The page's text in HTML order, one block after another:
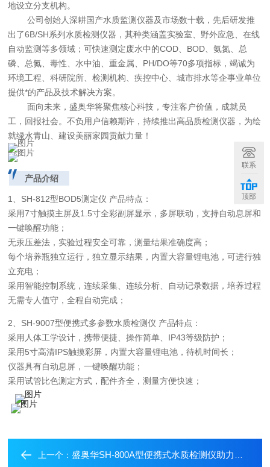
地设立分支机构。
公司创始人深耕国产水质监测仪器及市场数十载，先后研发推
出了6B/SH系列水质检测仪器，其种类涵盖实验室、野外应急、在线
自动监测等多领域；可快速测定废水中的COD、BOD、氨氮、总
磷、总氮、毒性、水中油、重金属、PH/DO等70多项指标，竭诚为
环境工程、科研院所、检测机构、疾控中心、城市排水等企事业单位
提供*的产品及技术解决方案。
面向未来，盛奥华将聚焦核心科技，专注客户价值，成就员
工，回报社会。不负用户信赖期许，持续推出高品质检测仪器，为绘
就绿水青山、建设美丽家园贡献力量！
产品介绍
1、SH-812型BOD5测定仪 产品特点：
采用7寸触摸主屏及1.5寸全彩副屏显示，多屏联动，支持自动息屏和
一键唤醒功能；
无汞压差法，实验过程安全可靠，测量结果准确度高；
每个培养瓶独立运行，独立显示结果，内置大容量锂电池，可进行独
立充电；
采用智能控制系统，连续采集、连续分析、自动记录数据，培养过程
无需专人值守，全程自动完成；
2、SH-9007型便携式多参数水质检测仪 产品特点：
采用人体工学设计，携带便捷、操作简单、IP43等级防护；
采用5寸高清IPS触摸彩屏，内置大容量锂电池，待机时间长；
仪器具有自动息屏，一键唤醒功能；
采用试管比色测定方式，配件齐全，测量方便快速；
上一个：盛奥华SH-800A型便携式水质检测仪助力生态环境执法
联系
顶部